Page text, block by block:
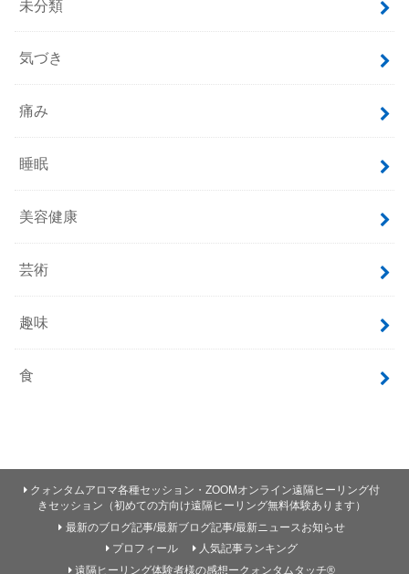
未分類
気づき
痛み
睡眠
美容健康
芸術
趣味
食
クォンタムアロマ各種セッション・ZOOMオンライン遠隔ヒーリング付
きセッション（初めての方向け遠隔ヒーリング無料体験あります）
最新のブログ記事/最新ブログ記事/最新ニュースお知らせ
プロフィール
人気記事ランキング
遠隔ヒーリング体験者様の感想ークォンタムタッチ®